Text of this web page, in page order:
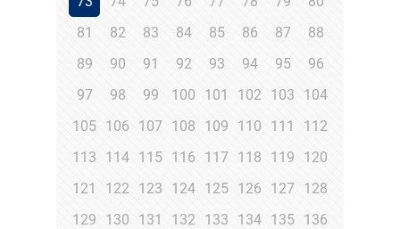
81
82 83 84 85 86 87
88
89
90 91 92 93 94 95
96
97
98 99 100 101 102 103
104
105
106 107 108 109 110 111
112
113
114 115 116 117 118 119
120
121
122 123 124 125 126 127
128
129
130 131 132 133 134 135
136